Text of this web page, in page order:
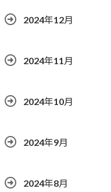
2024年12月
2024年11月
2024年10月
2024年9月
2024年8月